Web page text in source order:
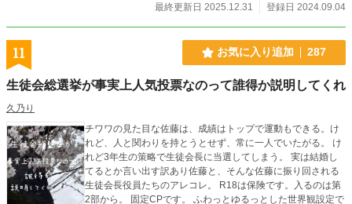
最終更新日 2025.12.31
登録日 2024.09.04
11 お気に入り追加 287
生徒会総選挙が事実上人気投票なのって誰得か説明してくれ
久乃り
チワワの見た目な佐藤は、成績はトップで運動もできる。け
れど、人と関わりを持とうとせず、常に一人でいたがる。 け
れど3年生の策略で生徒会長に当選してしまう。 実は結婚し
てるとか言い出す訳あり佐藤と、そんな佐藤に振り回される
生徒会長役員たちのアレコレ。 R18は保険です。入るのは第
2部から。 固定CPです。 ふわっとゆるっとした世界観設定で